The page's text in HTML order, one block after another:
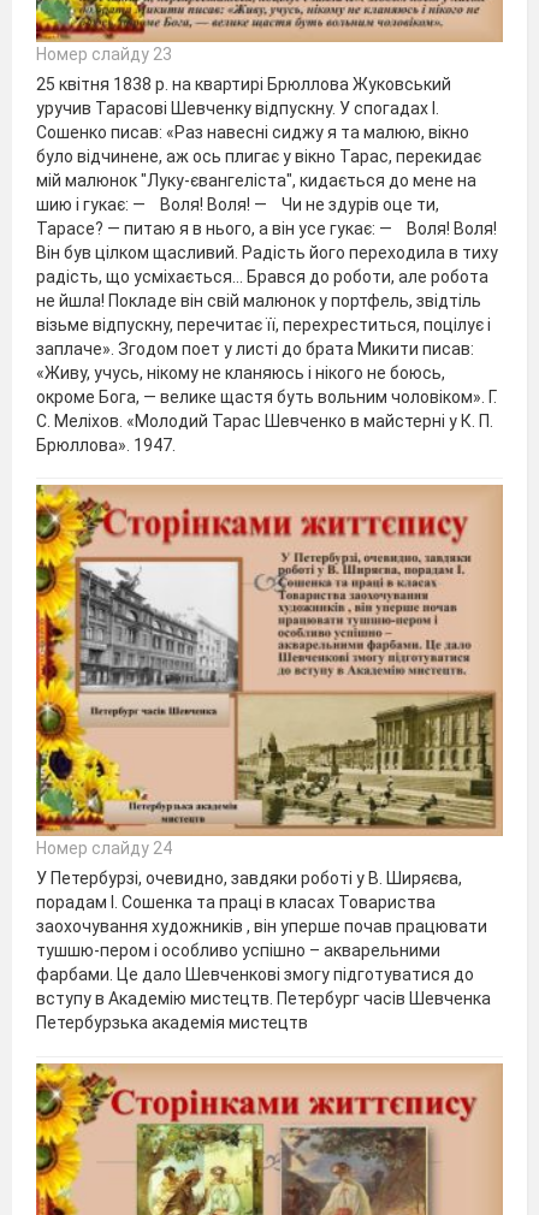
Номер слайду 23
25 квітня 1838 р. на квартирі Брюллова Жуковський
уручив Тарасові Шевченку відпускну. У спогадах І.
Сошенко писав: «Раз навесні сиджу я та малюю, вікно
було відчинене, аж ось плигає у вікно Тарас, перекидає
мій малюнок "Луку-євангеліста", кидається до мене на
шию і гукає: — Воля! Воля! — Чи не здурів оце ти,
Тарасе? — питаю я в нього, а він усе гукає: — Воля! Воля!
Він був цілком щасливий. Радість його переходила в тиху
радість, що усміхається... Брався до роботи, але робота
не йшла! Покладе він свій малюнок у портфель, звідтіль
візьме відпускну, перечитає її, перехреститься, поцілує і
заплаче». Згодом поет у листі до брата Микити писав:
«Живу, учусь, нікому не кланяюсь і нікого не боюсь,
окроме Бога, — велике щастя буть вольним чоловіком». Г.
С. Меліхов. «Молодий Тарас Шевченко в майстерні у К. П.
Брюллова». 1947.
Номер слайду 24
У Петербурзі, очевидно, завдяки роботі у В. Ширяєва,
порадам І. Сошенка та праці в класах Товариства
заохочування художників , він уперше почав працювати
тушшю-пером і особливо успішно – акварельними
фарбами. Це дало Шевченкові змогу підготуватися до
вступу в Академію мистецтв. Петербург часів Шевченка
Петербурзька академія мистецтв